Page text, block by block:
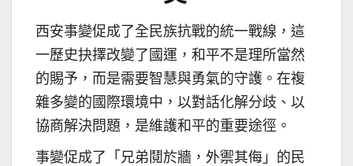
西安事變促成了全民族抗戰的統一戰線，這
一歷史抉擇改變了國運，和平不是理所當然
的賜予，而是需要智慧與勇氣的守護。在複
雜多變的國際環境中，以對話化解分歧、以
協商解決問題，是維護和平的重要途徑。
事變促成了「兄弟鬩於牆，外禦其侮」的民